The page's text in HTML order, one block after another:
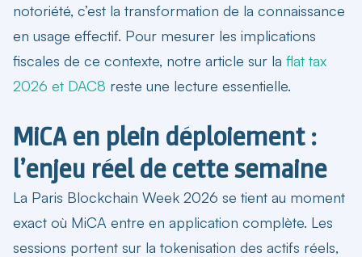
notoriété, c’est la transformation de la connaissance
en usage effectif. Pour mesurer les implications
fiscales de ce contexte, notre article sur la flat tax
2026 et DAC8 reste une lecture essentielle.
MiCA en plein déploiement :
l’enjeu réel de cette semaine
La Paris Blockchain Week 2026 se tient au moment
exact où MiCA entre en application complète. Les
sessions portent sur la tokenisation des actifs réels,